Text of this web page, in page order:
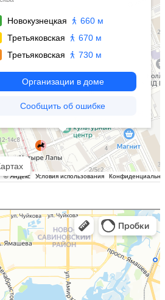
карте Москвы, ближайшее метро Новокузнецкая —